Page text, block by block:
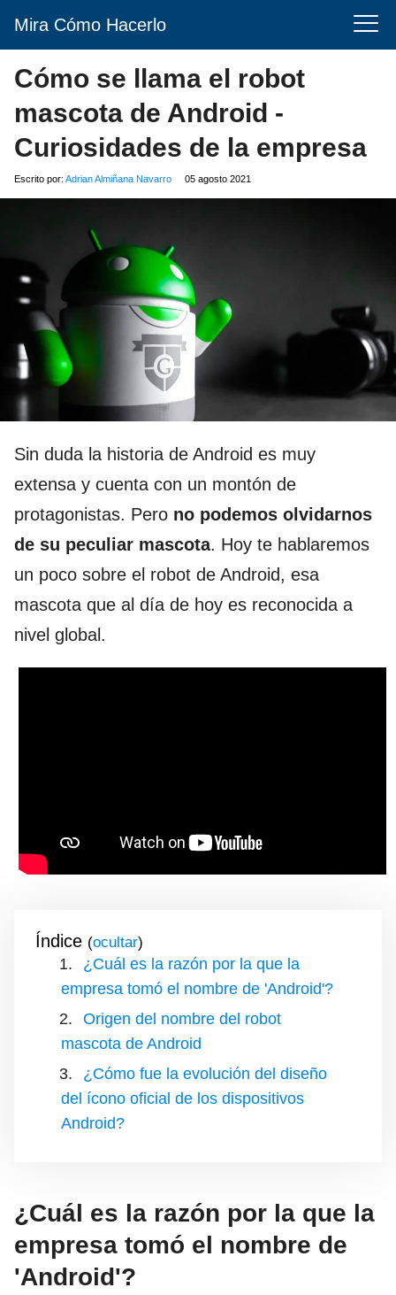
Mira Cómo Hacerlo
Cómo se llama el robot
mascota de Android -
Curiosidades de la empresa
Escrito por: Adrian Almiñana Navarro 05 agosto 2021
Sin duda la historia de Android es muy
extensa y cuenta con un montón de
protagonistas. Pero no podemos olvidarnos
de su peculiar mascota. Hoy te hablaremos
un poco sobre el robot de Android, esa
mascota que al día de hoy es reconocida a
nivel global.
Índice ( )
¿Cuál es la razón por la que la
empresa tomó el nombre de 'Android'?
Origen del nombre del robot
mascota de Android
¿Cómo fue la evolución del diseño
del ícono oficial de los dispositivos
Android?
¿Cuál es la razón por la que la
empresa tomó el nombre de
'Android'?